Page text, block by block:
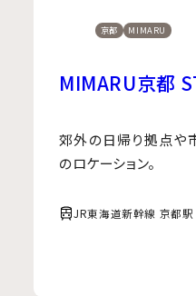
MIMARU京都
京都 MIMARU
郊外の日帰り拠点や
のロケーション。
JR東海道新幹線 京都